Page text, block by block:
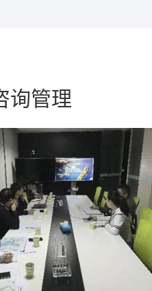
询管理